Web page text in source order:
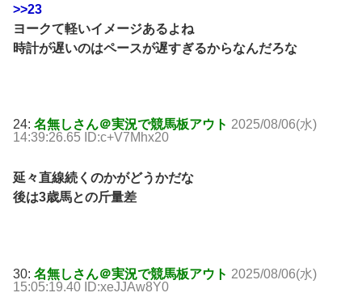
>>23
ヨークて軽いイメージあるよね
時計が遅いのはペースが遅すぎるからなんだろな
24: 名無しさん＠実況で競馬板アウト 2025/08/06(水)
14:39:26.65 ID:c+V7Mhx20
延々直線続くのかがどうかだな
後は3歳馬との斤量差
30: 名無しさん＠実況で競馬板アウト 2025/08/06(水)
15:05:19.40 ID:xeJJAw8Y0